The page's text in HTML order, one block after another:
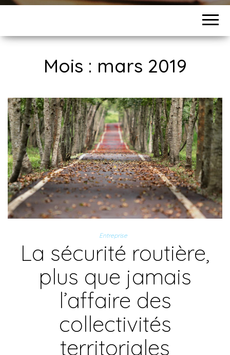
Mois : mars 2019
Entreprise
La sécurité routière,
plus que jamais
l’affaire des
collectivités
territoriales